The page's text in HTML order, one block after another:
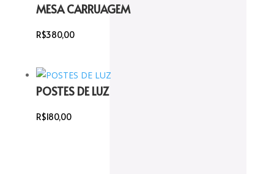
MESA CARRUAGEM
R$380,00
POSTES DE LUZ
R$180,00